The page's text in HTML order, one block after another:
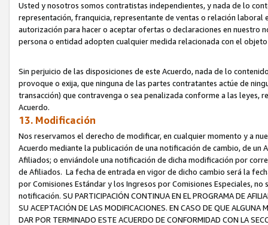
Usted y nosotros somos contratistas independientes, y nada de lo
representación, franquicia, representante de ventas o relación
autorización para hacer o aceptar ofertas o declaraciones en nuestro
persona o entidad adopten cualquier medida relacionada con el
Sin perjuicio de las disposiciones de este Acuerdo, nada de lo
provoque o exija, que ninguna de las partes contratantes actúe de
transacción) que contravenga o sea penalizada conforme a las leyes,
Acuerdo.
13. Modificación
Nos reservamos el derecho de modificar, en cualquier momento y a
Acuerdo mediante la publicación de una notificación de cambio, de
Afiliados; o enviándole una notificación de dicha modificación por
de Afiliados. La fecha de entrada en vigor de dicho cambio será la
por Comisiones Estándar y los Ingresos por Comisiones Especiales,
notificación. SU PARTICIPACIÓN CONTINUA EN EL PROGRAMA DE
SU ACEPTACIÓN DE LAS MODIFICACIONES. EN CASO DE QUE ALGUNA
DAR POR TERMINADO ESTE ACUERDO DE CONFORMIDAD CON LA